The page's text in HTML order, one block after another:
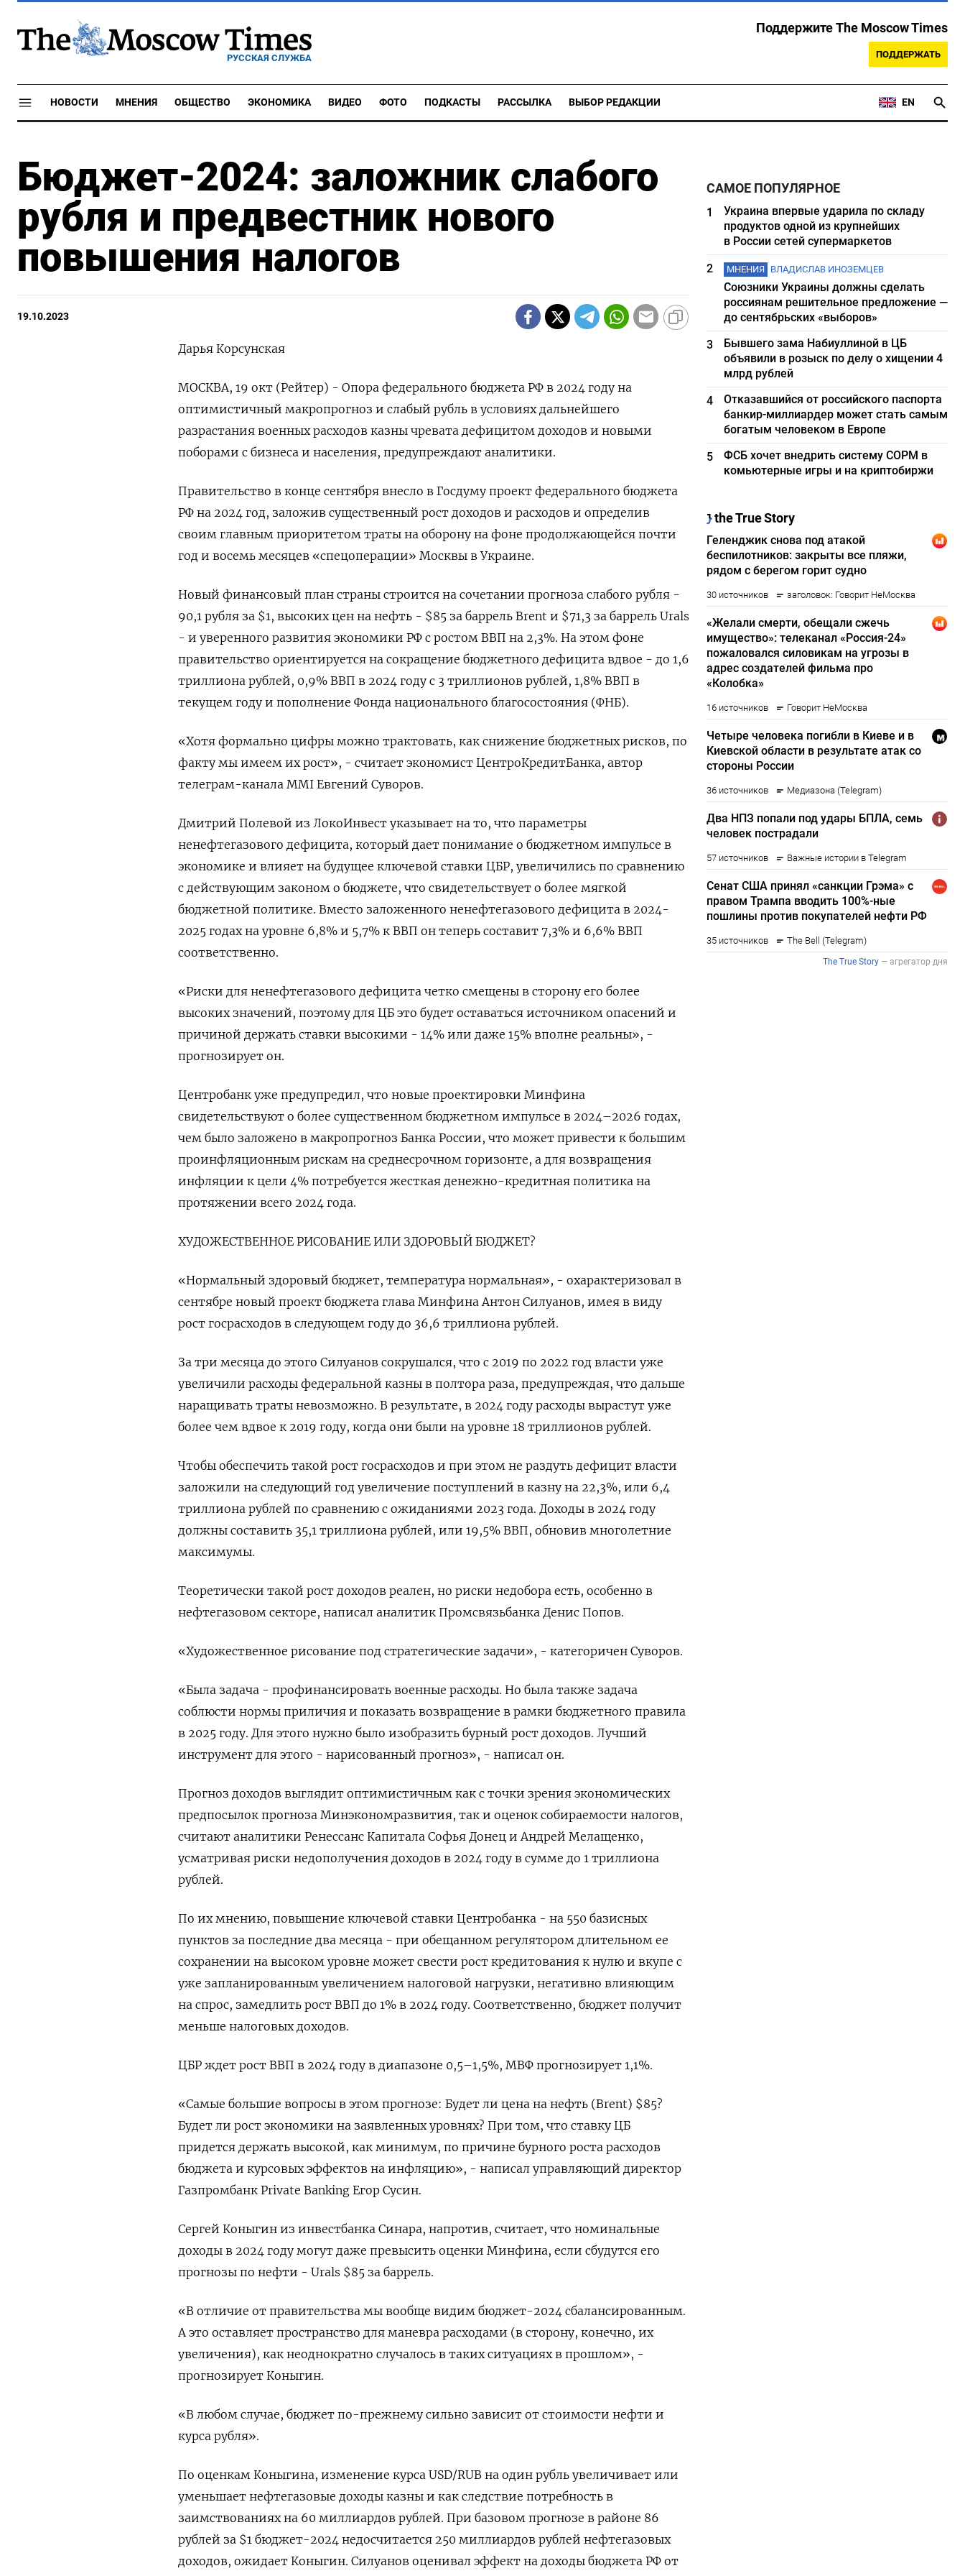
РУССКАЯ СЛУЖБА
Поддержите The Moscow Times
ПОДДЕРЖАТЬ
НОВОСТИ МНЕНИЯ ОБЩЕСТВО ЭКОНОМИКА ВИДЕО ФОТО ПОДКАСТЫ РАССЫЛКА ВЫБОР РЕДАКЦИИ EN
Бюджет-2024: заложник слабого
рубля и предвестник нового
повышения налогов
19.10.2023
Дарья Корсунская
МОСКВА, 19 окт (Рейтер) - Опора федерального бюджета РФ в 2024 году на
оптимистичный макропрогноз и слабый рубль в условиях дальнейшего
разрастания военных расходов казны чревата дефицитом доходов и новыми
поборами с бизнеса и населения, предупреждают аналитики.
Правительство в конце сентября внесло в Госдуму проект федерального бюджета
РФ на 2024 год, заложив существенный рост доходов и расходов и определив
своим главным приоритетом траты на оборону на фоне продолжающейся почти
год и восемь месяцев «спецоперации» Москвы в Украине.
Новый финансовый план страны строится на сочетании прогноза слабого рубля -
90,1 рубля за $1, высоких цен на нефть - $85 за баррель Brent и $71,3 за баррель Urals
- и уверенного развития экономики РФ с ростом ВВП на 2,3%. На этом фоне
правительство ориентируется на сокращение бюджетного дефицита вдвое - до 1,6
триллиона рублей, 0,9% ВВП в 2024 году с 3 триллионов рублей, 1,8% ВВП в
текущем году и пополнение Фонда национального благосостояния (ФНБ).
«Хотя формально цифры можно трактовать, как снижение бюджетных рисков, по
факту мы имеем их рост», - считает экономист ЦентроКредитБанка, автор
телеграм-канала MMI Евгений Суворов.
Дмитрий Полевой из ЛокоИнвест указывает на то, что параметры
ненефтегазового дефицита, который дает понимание о бюджетном импульсе в
экономике и влияет на будущее ключевой ставки ЦБР, увеличились по сравнению
с действующим законом о бюджете, что свидетельствует о более мягкой
бюджетной политике. Вместо заложенного ненефтегазового дефицита в 2024-
2025 годах на уровне 6,8% и 5,7% к ВВП он теперь составит 7,3% и 6,6% ВВП
соответственно.
«Риски для ненефтегазового дефицита четко смещены в сторону его более
высоких значений, поэтому для ЦБ это будет оставаться источником опасений и
причиной держать ставки высокими - 14% или даже 15% вполне реальны», -
прогнозирует он.
Центробанк уже предупредил, что новые проектировки Минфина
свидетельствуют о более существенном бюджетном импульсе в 2024–2026 годах,
чем было заложено в макропрогноз Банка России, что может привести к большим
проинфляционным рискам на среднесрочном горизонте, а для возвращения
инфляции к цели 4% потребуется жесткая денежно-кредитная политика на
протяжении всего 2024 года.
ХУДОЖЕСТВЕННОЕ РИСОВАНИЕ ИЛИ ЗДОРОВЫЙ БЮДЖЕТ?
«Нормальный здоровый бюджет, температура нормальная», - охарактеризовал в
сентябре новый проект бюджета глава Минфина Антон Силуанов, имея в виду
рост госрасходов в следующем году до 36,6 триллиона рублей.
За три месяца до этого Силуанов сокрушался, что с 2019 по 2022 год власти уже
увеличили расходы федеральной казны в полтора раза, предупреждая, что дальше
наращивать траты невозможно. В результате, в 2024 году расходы вырастут уже
более чем вдвое к 2019 году, когда они были на уровне 18 триллионов рублей.
Чтобы обеспечить такой рост госрасходов и при этом не раздуть дефицит власти
заложили на следующий год увеличение поступлений в казну на 22,3%, или 6,4
триллиона рублей по сравнению с ожиданиями 2023 года. Доходы в 2024 году
должны составить 35,1 триллиона рублей, или 19,5% ВВП, обновив многолетние
максимумы.
Теоретически такой рост доходов реален, но риски недобора есть, особенно в
нефтегазовом секторе, написал аналитик Промсвязьбанка Денис Попов.
«Художественное рисование под стратегические задачи», - категоричен Суворов.
«Была задача - профинансировать военные расходы. Но была также задача
соблюсти нормы приличия и показать возвращение в рамки бюджетного правила
в 2025 году. Для этого нужно было изобразить бурный рост доходов. Лучший
инструмент для этого - нарисованный прогноз», - написал он.
Прогноз доходов выглядит оптимистичным как с точки зрения экономических
предпосылок прогноза Минэкономразвития, так и оценок собираемости налогов,
считают аналитики Ренессанс Капитала Софья Донец и Андрей Мелащенко,
усматривая риски недополучения доходов в 2024 году в сумме до 1 триллиона
рублей.
По их мнению, повышение ключевой ставки Центробанка - на 550 базисных
пунктов за последние два месяца - при обещанном регулятором длительном ее
сохранении на высоком уровне может свести рост кредитования к нулю и вкупе с
уже запланированным увеличением налоговой нагрузки, негативно влияющим
на спрос, замедлить рост ВВП до 1% в 2024 году. Соответственно, бюджет получит
меньше налоговых доходов.
ЦБР ждет рост ВВП в 2024 году в диапазоне 0,5–1,5%, МВФ прогнозирует 1,1%.
«Самые большие вопросы в этом прогнозе: Будет ли цена на нефть (Brent) $85?
Будет ли рост экономики на заявленных уровнях? При том, что ставку ЦБ
придется держать высокой, как минимум, по причине бурного роста расходов
бюджета и курсовых эффектов на инфляцию», - написал управляющий директор
Газпромбанк Private Banking Егор Сусин.
Сергей Коныгин из инвестбанка Синара, напротив, считает, что номинальные
доходы в 2024 году могут даже превысить оценки Минфина, если сбудутся его
прогнозы по нефти - Urals $85 за баррель.
«В отличие от правительства мы вообще видим бюджет-2024 сбалансированным.
А это оставляет пространство для маневра расходами (в сторону, конечно, их
увеличения), как неоднократно случалось в таких ситуациях в прошлом», -
прогнозирует Коныгин.
«В любом случае, бюджет по-прежнему сильно зависит от стоимости нефти и
курса рубля».
По оценкам Коныгина, изменение курса USD/RUB на один рубль увеличивает или
уменьшает нефтегазовые доходы казны и как следствие потребность в
заимствованиях на 60 миллиардов рублей. При базовом прогнозе в районе 86
рублей за $1 бюджет-2024 недосчитается 250 миллиардов рублей нефтегазовых
доходов, ожидает Коныгин. Силуанов оценивал эффект на доходы бюджета РФ от
САМОЕ ПОПУЛЯРНОЕ
1
Украина впервые ударила по складу
продуктов одной из крупнейших
в России сетей супермаркетов
2
МНЕНИЯ ВЛАДИСЛАВ ИНОЗЕМЦЕВ
Союзники Украины должны сделать
россиянам решительное предложение —
до сентябрьских «выборов»
3
Бывшего зама Набиуллиной в ЦБ
объявили в розыск по делу о хищении 4
млрд рублей
4
Отказавшийся от российского паспорта
банкир-миллиардер может стать самым
богатым человеком в Европе
5
ФСБ хочет внедрить систему СОРМ в
комьютерные игры и на криптобиржи